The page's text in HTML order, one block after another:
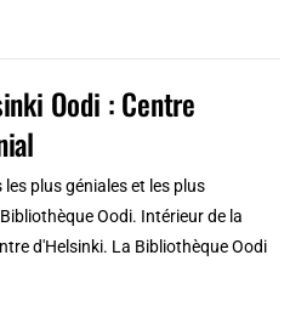
Oodi : Centre
plus géniales et les plus
Oodi. Intérieur de la
d'Helsinki. La Bibliothèque Oodi